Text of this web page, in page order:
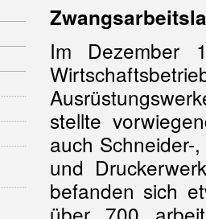
Im Dezember
stellte
auch Schneider-
und
befanden sich